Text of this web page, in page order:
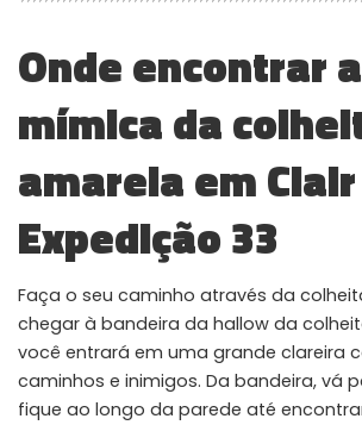
WHY JOIN THE
ALL PERKS — ZERO NOISE • 100% FREE
💎 100% FREE to join
No subscription, no credit card required — ever
⚡ Tricks BEFORE website
Get exclusive codes and strategies before anyone
Onde encontrar a
mímica da
amarela em
Expedição 33
Faça o seu caminho através da
chegar à bandeira da hallow da
você entrará em uma grande clareira
caminhos e inimigos. Da bandeira, vá
fique ao longo da parede até